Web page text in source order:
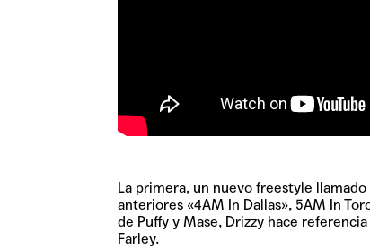
La primera, un nuevo freestyle llamado
anteriores «4AM In Dallas», 5AM In
de Puffy y Mase, Drizzy hace
Farley.